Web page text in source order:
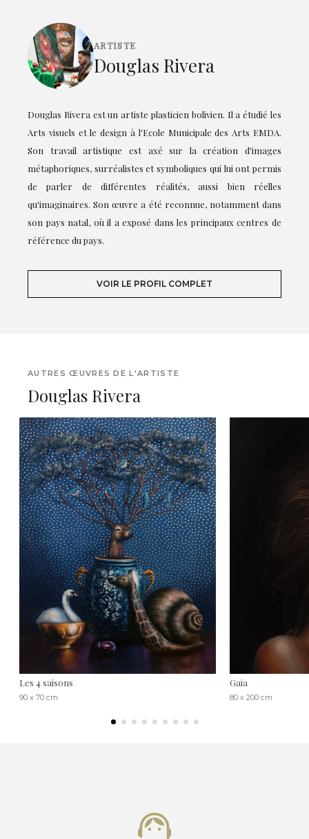
ARTISTE
Douglas Rivera
Douglas Rivera est un artiste plasticien bolivien. Il a étudié les
Arts visuels et le design à l'Ecole Municipale des Arts EMDA.
Son travail artistique est axé sur la création d'images
métaphoriques, surréalistes et symboliques qui lui ont permis
de parler de différentes réalités, aussi bien réelles
qu'imaginaires. Son œuvre a été reconnue, notamment dans
son pays natal, où il a exposé dans les principaux centres de
référence du pays.
VOIR LE PROFIL COMPLET
AUTRES ŒUVRES DE L'ARTISTE
Douglas Rivera
Les 4 saisons
90 x 70 cm
Gaia
80 x 200 cm